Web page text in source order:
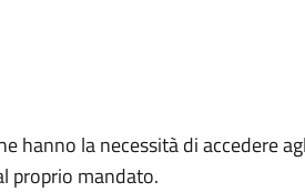
hanno la necessità di accedere
proprio mandato.